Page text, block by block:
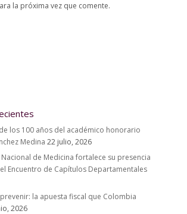
la próxima vez que comente.
los 100 años del académico honorario
Medina 22 julio, 2026
de Medicina fortalece su presencia
Encuentro de Capítulos Departamentales
la apuesta fiscal que Colombia
2026